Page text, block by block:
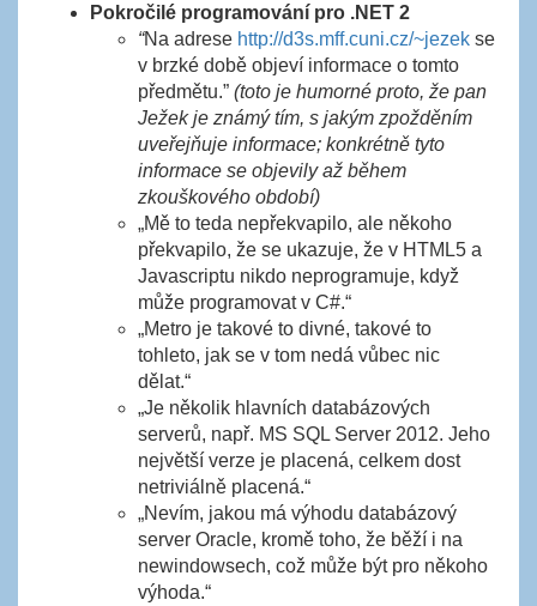
Pokročilé programování pro .NET 2
“Na adrese http://d3s.mff.cuni.cz/~jezek se
v brzké době objeví informace o tomto
předmětu.” (toto je humorné proto, že pan
Ježek je známý tím, s jakým zpožděním
uveřejňuje informace; konkrétně tyto
informace se objevily až během
zkouškového období)
„Mě to teda nepřekvapilo, ale někoho
překvapilo, že se ukazuje, že v HTML5 a
Javascriptu nikdo neprogramuje, když
může programovat v C#.“
„Metro je takové to divné, takové to
tohleto, jak se v tom nedá vůbec nic
dělat.“
„Je několik hlavních databázových
serverů, např. MS SQL Server 2012. Jeho
největší verze je placená, celkem dost
netriviálně placená.“
„Nevím, jakou má výhodu databázový
server Oracle, kromě toho, že běží i na
newindowsech, což může být pro někoho
výhoda.“